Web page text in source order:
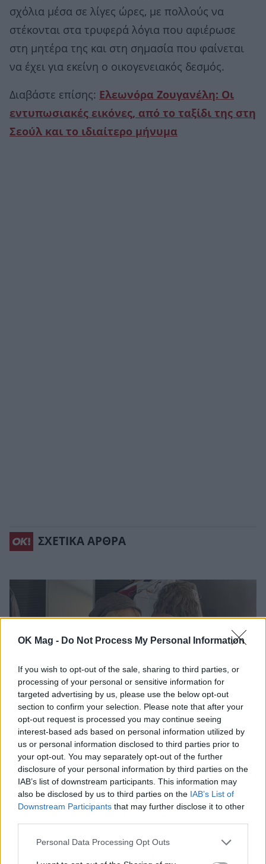
OK Mag - Do Not Process My Personal Information
If you wish to opt-out of the sale, sharing to third parties, or
processing of your personal or sensitive information for
targeted advertising by us, please use the below opt-out
section to confirm your selection. Please note that after your
opt-out request is processed you may continue seeing
interest-based ads based on personal information utilized by
us or personal information disclosed to third parties prior to
your opt-out. You may separately opt-out of the further
disclosure of your personal information by third parties on the
IAB’s list of downstream participants. This information may
also be disclosed by us to third parties on the IAB’s List of
Downstream Participants that may further disclose it to other
Personal Data Processing Opt Outs
σχόλια μέσα σε λίγες ώρες, με πολλούς να
στέκονται στα τρυφερά λόγια που αφιέρωσε
στη μητέρα της και στη σημασία που φαίνεται
να έχει για εκείνη ο οικογενειακός δεσμός.
Διαβάστε επίσης: Ελεωνόρα Ζουγανέλη: Οι
εντυπωσιακές εικόνες, από τo ταξίδι της στη
Σεούλ και το ιδιαίτερο μήνυμα
ΣΧΕΤΙΚΑ ΑΡΘΡΑ
Ελεωνόρα Ζουγανέλη: Η τρυφερή
εξομολόγηση για τον πατέρα της – «Μια
διαδρομή, μια ζωή»
CELEBRITIES